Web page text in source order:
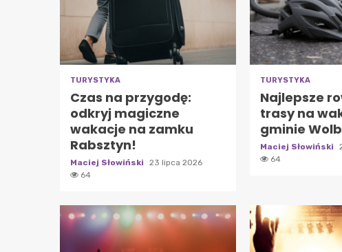
TURYSTYKA
Czas na przygodę:
odkryj magiczne
wakacje na zamku
Rabsztyn!
Maciej Słowiński
23 lipca 2026
64
TURYSTYKA
Najlepsze
trasy na
gminie
Maciej Słowiński
64